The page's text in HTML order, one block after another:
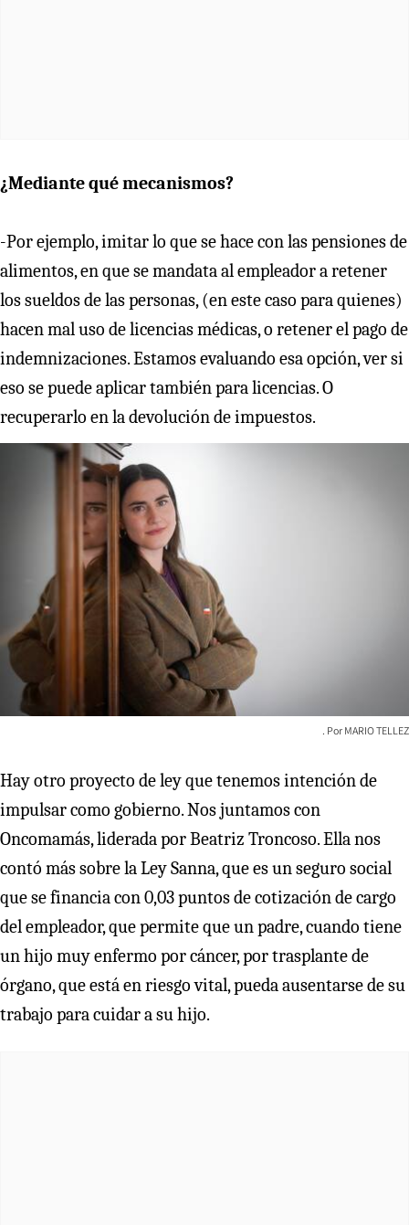
¿Mediante qué mecanismos?
-Por ejemplo, imitar lo que se hace con las pensiones de
alimentos, en que se mandata al empleador a retener
los sueldos de las personas, (en este caso para quienes)
hacen mal uso de licencias médicas, o retener el pago de
indemnizaciones. Estamos evaluando esa opción, ver si
eso se puede aplicar también para licencias. O
recuperarlo en la devolución de impuestos.
MARIO TELLEZ
Hay otro proyecto de ley que tenemos intención de
impulsar como gobierno. Nos juntamos con
Oncomamás, liderada por Beatriz Troncoso. Ella nos
contó más sobre la Ley Sanna, que es un seguro social
que se financia con 0,03 puntos de cotización de cargo
del empleador, que permite que un padre, cuando tiene
un hijo muy enfermo por cáncer, por trasplante de
órgano, que está en riesgo vital, pueda ausentarse de su
trabajo para cuidar a su hijo.